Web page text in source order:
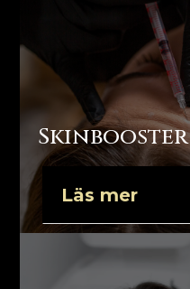
Skinbooster
Läs mer